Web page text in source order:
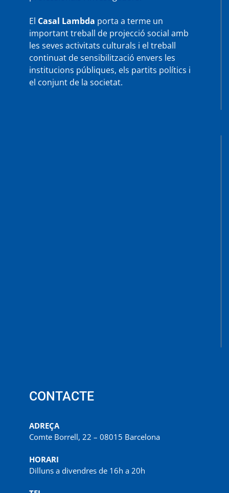
El Casal Lambda porta a terme un
important treball de projecció social amb
les seves activitats culturals i el treball
continuat de sensibilització envers les
institucions públiques, els partits polítics i
el conjunt de la societat.
CONTACTE
ADREÇA
Comte Borrell, 22 – 08015 Barcelona
HORARI
Dilluns a divendres de 16h a 20h